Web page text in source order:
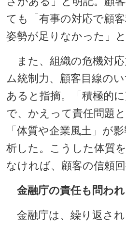
ても「有事の対応で顧
姿勢が足りなかった」と
また、組織の危機対
ム統制力、顧客目線の
あると指摘。「積極的
で、かえって責任問題
「体質や企業風土」が
析した。こうした体質
なければ、顧客の信頼回
金融庁の責任も問わ
金融庁は、繰り返さ